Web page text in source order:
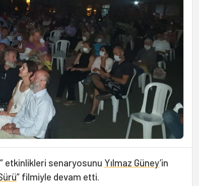
” etkinlikleri senaryosunu Yılmaz Güney’in
” filmiyle devam etti.